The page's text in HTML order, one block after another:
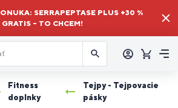
SERRAPEPTASE PLUS +30 %
GRATIS – TO CHCEM!
sa
Košík
Fitness
doplnky
Tejpy - Tejpovacie
pásky